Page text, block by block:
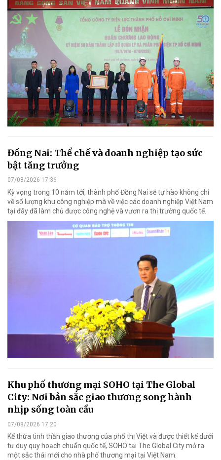
Đồng Nai: Thể chế và doanh nghiệp tạo sức
bật tăng trưởng
07/08/2026 17:36
Kỳ vọng trong 10 năm tới, thành phố Đồng Nai sẽ tự hào không chỉ
về số lượng khu công nghiệp mà về việc các doanh nghiệp Việt Nam
tại đây đã làm chủ được công nghệ và vươn ra thị trường quốc tế.
Khu phố thương mại SOHO tại The Global
City: Nơi bản sắc giao thương song hành
nhịp sống toàn cầu
07/08/2026 17:20
Kế thừa tinh thần giao thương của phố thị Việt và được thiết kế dưới
tư duy quy hoạch chuẩn quốc tế, SOHO tại The Global City mở ra
một sắc thái mới cho nhà phố thương mại tại Việt Nam.